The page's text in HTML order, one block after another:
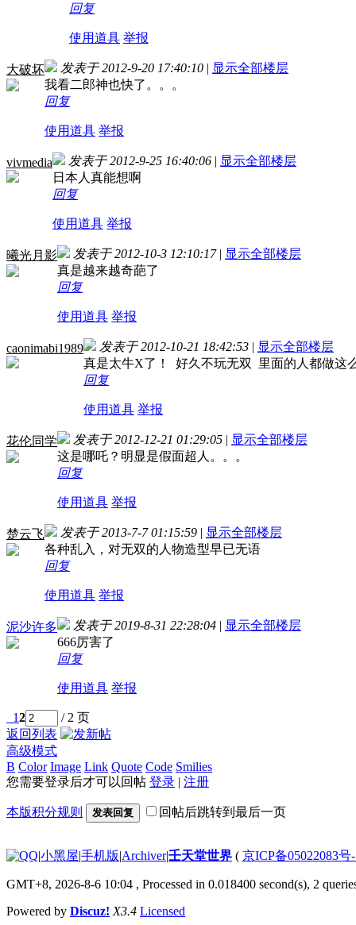
回复
使用道具 举报
大破坏 发表于 2012-9-20 17:40:10 | 显示全部楼层
我看二郎神也快了。。。
回复
使用道具 举报
vivmedia 发表于 2012-9-25 16:40:06 | 显示全部楼层
日本人真能想啊
回复
使用道具 举报
曦光月影 发表于 2012-10-3 12:10:17 | 显示全部楼层
真是越来越奇葩了
回复
使用道具 举报
caonimabi1989 发表于 2012-10-21 18:42:53 | 显示全部楼层
真是太牛X了！ 好久不玩无双 里面的人都做这
回复
使用道具 举报
花伦同学 发表于 2012-12-21 01:29:05 | 显示全部楼层
这是哪吒？明显是假面超人。。。
回复
使用道具 举报
楚云飞 发表于 2013-7-7 01:15:59 | 显示全部楼层
各种乱入，对无双的人物造型早已无语
回复
使用道具 举报
泥沙许多 发表于 2019-8-31 22:28:04 | 显示全部楼层
666厉害了
回复
使用道具 举报
12
/ 2 页
返回列表
高级模式
B Color Image Link Quote Code Smilies
您需要登录后才可以回帖 登录 | 注册
本版积分规则 发表回复 回帖后跳转到最后一页
|小黑屋|手机版|Archiver|壬天堂世界 ( 京ICP备05022083号
GMT+8, 2026-8-6 10:04 , Processed in 0.018400 second(s), 2
Powered by Discuz! X3.4 Licensed